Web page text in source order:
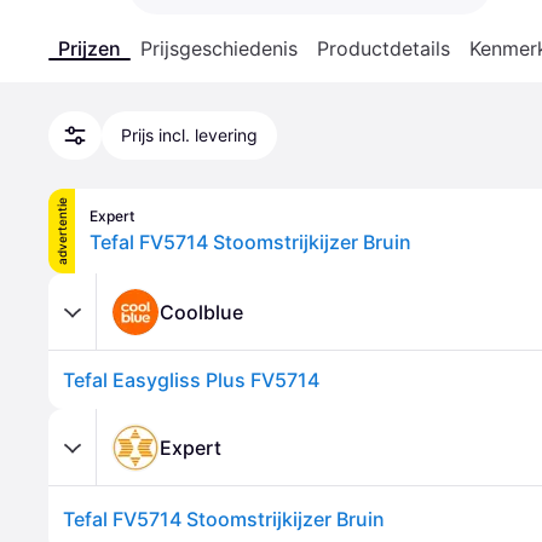
Prijzen Prijsgeschiedenis Productdetails
Prijs incl. levering
advertentie Expert
Tefal FV5714 Stoomstrijkijzer Bruin
Coolblue
Tefal Easygliss Plus FV5714
Expert
Tefal FV5714 Stoomstrijkijzer Bruin